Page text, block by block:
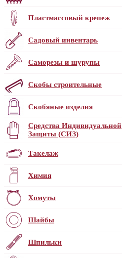
Пластмассовый крепеж
Садовый инвентарь
Саморезы и шурупы
Скобы строительные
Скобяные изделия
Средства Индивидуальной
Защиты (СИЗ)
Такелаж
Химия
Хомуты
Шайбы
Шпильки